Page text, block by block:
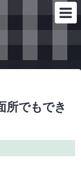
所でもでき